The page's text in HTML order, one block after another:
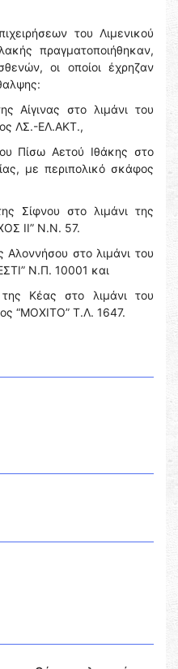
του Λιμενικού
πραγματοποιήθηκαν,
οι οποίοι έχρηζαν
Αίγινας στο λιμάνι του
ΛΣ.-ΕΛ.ΑΚΤ.,
Πίσω Αετού Ιθάκης στο
με περιπολικό σκάφος
Σίφνου στο λιμάνι της
II” Ν.Ν. 57.
Αλοννήσου στο λιμάνι του
Ν.Π. 10001 και
Κέας στο λιμάνι του
“MOXITO” Τ.Λ. 1647.